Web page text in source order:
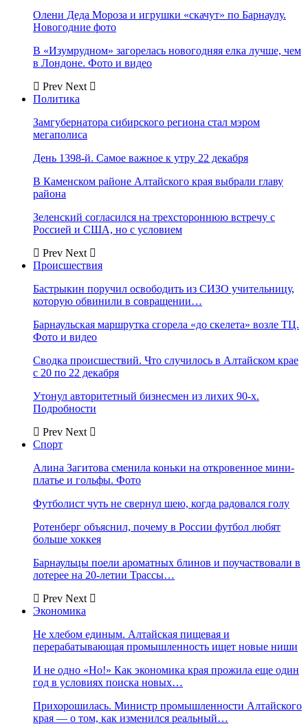
Олени Деда Мороза и игрушки «скачут» по Барнаулу.
Новогодние фото
В «Изумрудном» загорелась новогодняя елка лучше, чем
в Лондоне. Фото и видео
Prev Next
Политика
Замгубернатора сибирского региона стал мэром
мегаполиса
День 1398-й. Самое важное к утру 22 декабря
В Каменском районе Алтайского края выбрали главу
района
Зеленский согласился на трехстороннюю встречу с
Россией и США, но с условием
Prev Next
Происшествия
Бастрыкин поручил освободить из СИЗО учительницу,
которую обвинили в совращении…
Барнаульская маршрутка сгорела «до скелета» возле ТЦ.
Фото и видео
Сводка происшествий. Что случилось в Алтайском крае
с 20 по 22 декабря
Утонул авторитетный бизнесмен из лихих 90-х.
Подробности
Prev Next
Спорт
Алина Загитова сменила коньки на откровенное мини-
платье и гольфы. Фото
Футболист чуть не свернул шею, когда радовался голу
Ротенберг объяснил, почему в России футбол любят
больше хоккея
Барнаульцы поели ароматных блинов и поучаствовали в
лотерее на 20-летии Трассы…
Prev Next
Экономика
Не хлебом единым. Алтайская пищевая и
перерабатывающая промышленность ищет новые ниши
И не одно «Но!» Как экономика края прожила еще один
год в условиях поиска новых…
Прихорошилась. Министр промышленности Алтайского
края — о том, как изменился реальный…